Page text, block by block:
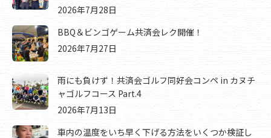
2026年7月28日
BBQ＆ビンゴゲーム共済会レク開催！
2026年7月27日
雨にも負けず！共済会ゴルフ同好会コンペ in カヌチ
ャゴルフコース Part.4
2026年7月13日
車内の温度をいち早く下げる方法をいくつか検証し